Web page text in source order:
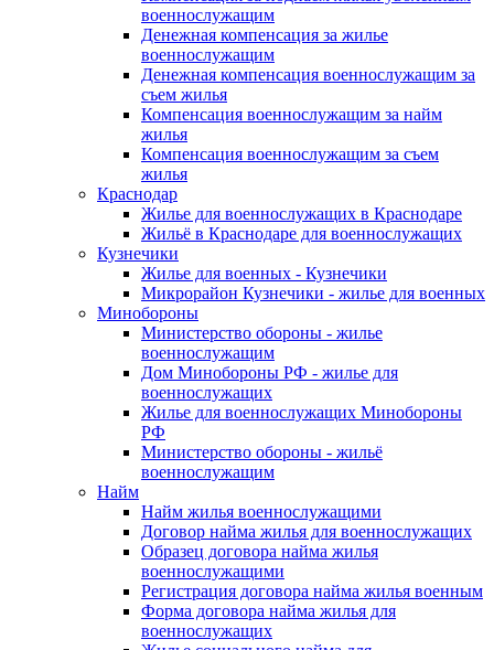
военнослужащим
Денежная компенсация за жилье
военнослужащим
Денежная компенсация военнослужащим за
съем жилья
Компенсация военнослужащим за найм
жилья
Компенсация военнослужащим за съем
жилья
Краснодар
Жилье для военнослужащих в Краснодаре
Жильё в Краснодаре для военнослужащих
Кузнечики
Жилье для военных - Кузнечики
Микрорайон Кузнечики - жилье для военных
Минобороны
Министерство обороны - жилье
военнослужащим
Дом Минобороны РФ - жилье для
военнослужащих
Жилье для военнослужащих Минобороны
РФ
Министерство обороны - жильё
военнослужащим
Найм
Найм жилья военнослужащими
Договор найма жилья для военнослужащих
Образец договора найма жилья
военнослужащими
Регистрация договора найма жилья военным
Форма договора найма жилья для
военнослужащих